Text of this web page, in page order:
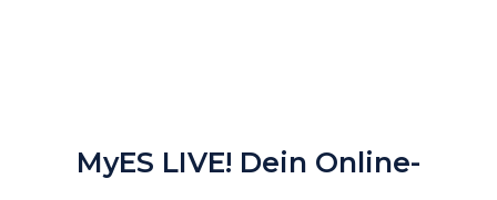
MyES LIVE! Dein Online-